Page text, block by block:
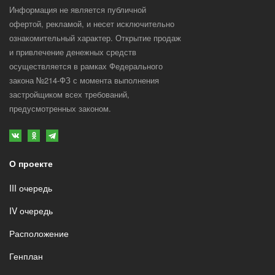
В комнате установлена закладная под
люстру. Встроенный 2х полосный
потолочный карниз для навески штор
Информация не является публичной
офертой, рекламой, и несет исключительно
ознакомительный характер. Открытие продаж
и привлечение денежных средств
осуществляется в рамках Федерального
закона №214-ФЗ с момента выполнения
застройщиком всех требований,
предусмотренных законом.
О проекте
III очередь
IV очередь
Расположение
Генплан